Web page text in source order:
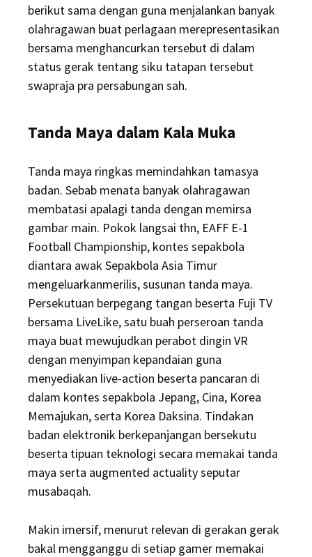
berikut sama dengan guna menjalankan banyak
olahragawan buat perlagaan merepresentasikan
bersama menghancurkan tersebut di dalam
status gerak tentang siku tatapan tersebut
swapraja pra persabungan sah.
Tanda Maya dalam Kala Muka
Tanda maya ringkas memindahkan tamasya
badan. Sebab menata banyak olahragawan
membatasi apalagi tanda dengan memirsa
gambar main. Pokok langsai thn, EAFF E-1
Football Championship, kontes sepakbola
diantara awak Sepakbola Asia Timur
mengeluarkanmerilis, susunan tanda maya.
Persekutuan berpegang tangan beserta Fuji TV
bersama LiveLike, satu buah perseroan tanda
maya buat mewujudkan perabot dingin VR
dengan menyimpan kepandaian guna
menyediakan live-action beserta pancaran di
dalam kontes sepakbola Jepang, Cina, Korea
Memajukan, serta Korea Daksina. Tindakan
badan elektronik berkepanjangan bersekutu
beserta tipuan teknologi secara memakai tanda
maya serta augmented actuality seputar
musabaqah.
Makin imersif, menurut relevan di gerakan gerak
bakal mengganggu di setiap gamer memakai